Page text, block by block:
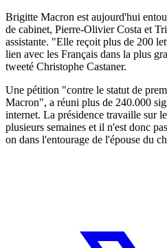
Brigitte Macron est aujourd'hui
de cabinet, Pierre-Olivier Costa et
assistante. "Elle reçoit plus de 200
lien avec les Français dans la plus
tweeté Christophe Castaner.
Une pétition "contre le statut de
Macron", a réuni plus de 240.000
internet. La présidence travaille sur
plusieurs semaines et il n'est donc
on dans l'entourage de l'épouse du